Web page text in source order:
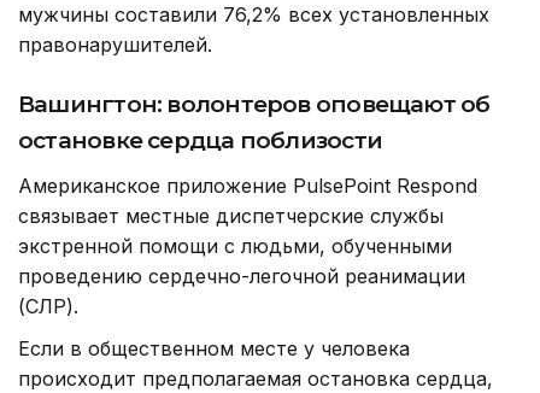
мужчины составили 76,2% всех установленных
правонарушителей.
Вашингтон: волонтеров оповещают об
остановке сердца поблизости
Американское приложение PulsePoint Respond
связывает местные диспетчерские службы
экстренной помощи с людьми, обученными
проведению сердечно-легочной реанимации
(СЛР).
Если в общественном месте у человека
происходит предполагаемая остановка сердца,